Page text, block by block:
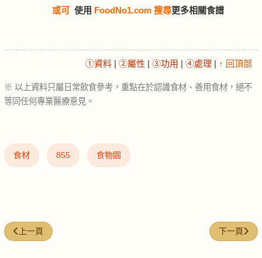
或可 使用 FoodNo1.com 搜尋更多相關食譜
①資料 | ②屬性 | ③功用 | ④處理 | ↑ 回頂部
※ 以上資料只屬日常飲食參考，重點在於認識食材、善用食材，絕不
等同任何專業醫療意見。
食材 855 食物園
上一篇文章: 芝士（乳酪） (cheese)
上一頁 下一篇文
下一頁